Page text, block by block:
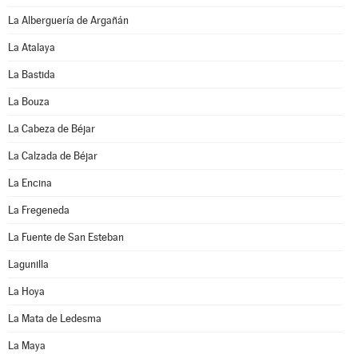
La Alberguería de Argañán
La Atalaya
La Bastida
La Bouza
La Cabeza de Béjar
La Calzada de Béjar
La Encina
La Fregeneda
La Fuente de San Esteban
Lagunilla
La Hoya
La Mata de Ledesma
La Maya